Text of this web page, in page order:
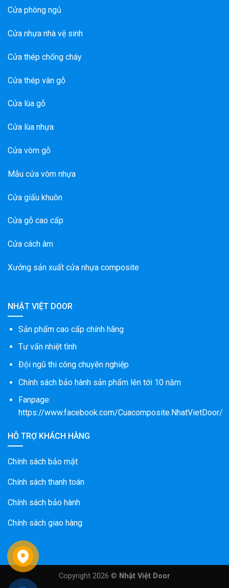
Cửa phòng ngủ
Cửa nhựa nhà vệ sinh
Cửa thép chống cháy
Cửa thép vân gỗ
Cửa lùa gỗ
Cửa lùa nhựa
Cửa vòm gỗ
Mẫu cửa vòm nhựa
Cửa giấu khuôn
Cửa gỗ cao cấp
Cửa cách âm
Xưởng sản xuất cửa nhựa composite
NHẬT VIỆT DOOR
Sản phẩm cao cấp chính hãng
Tư vấn nhiệt tình
Đội ngũ thi công chuyên nghiệp
Chính sách bảo hành sản phẩm lên tới 10 năm
Fanpage:
https://www.facebook.com/Cuacomposite.NhatVietDoor/
HỖ TRỢ KHÁCH HÀNG
Chính sách bảo mật
Chính sách thanh toán
Chính sách bảo hành
Chính sách giao hàng
Copyright 2026 © Nhật Việt Door